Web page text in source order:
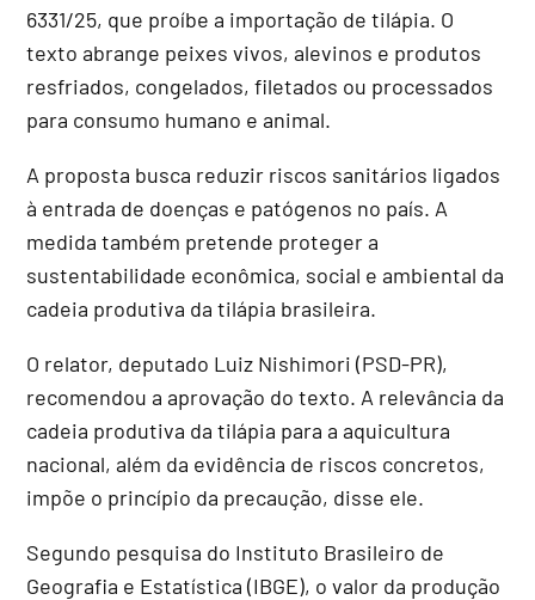
6331/25, que proíbe a importação de tilápia. O
texto abrange peixes vivos, alevinos e produtos
resfriados, congelados, filetados ou processados
para consumo humano e animal.
A proposta busca reduzir riscos sanitários ligados
à entrada de doenças e patógenos no país. A
medida também pretende proteger a
sustentabilidade econômica, social e ambiental da
cadeia produtiva da tilápia brasileira.
O relator, deputado Luiz Nishimori (PSD-PR),
recomendou a aprovação do texto. A relevância da
cadeia produtiva da tilápia para a aquicultura
nacional, além da evidência de riscos concretos,
impõe o princípio da precaução, disse ele.
Segundo pesquisa do Instituto Brasileiro de
Geografia e Estatística (IBGE), o valor da produção